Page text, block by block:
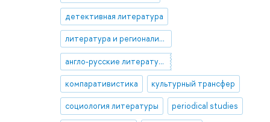
детективная литература
литература и регионализм
англо-русские литературные связи
компаративистика культурный трансфер
социология литературы periodical studies